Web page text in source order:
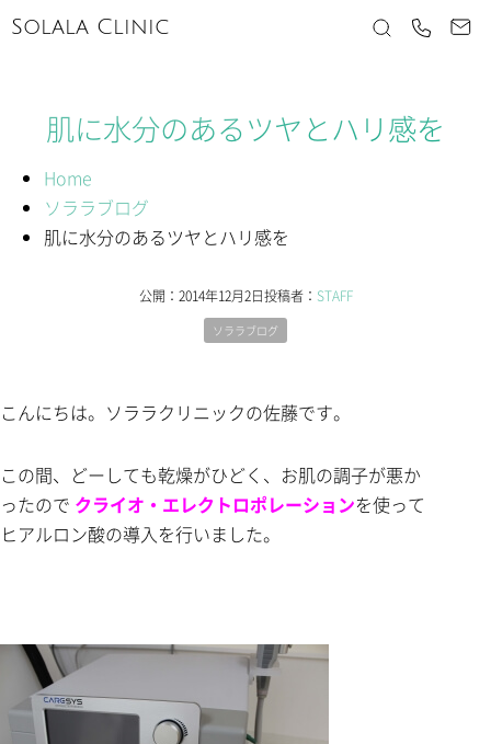
Solala Clinic
Home
ソララブログ
肌に水分のあるツヤとハリ感を
肌に水分のあるツヤとハリ感を
公開： 2014年12月2日投稿者： STAFF
ソララブログ
こんにちは。ソララクリニックの佐藤です。
この間、どーしても乾燥がひどく、お肌の調子が悪か
ったので クライオ・エレクトロポレーションを使って
ヒアルロン酸の導入を行いました。